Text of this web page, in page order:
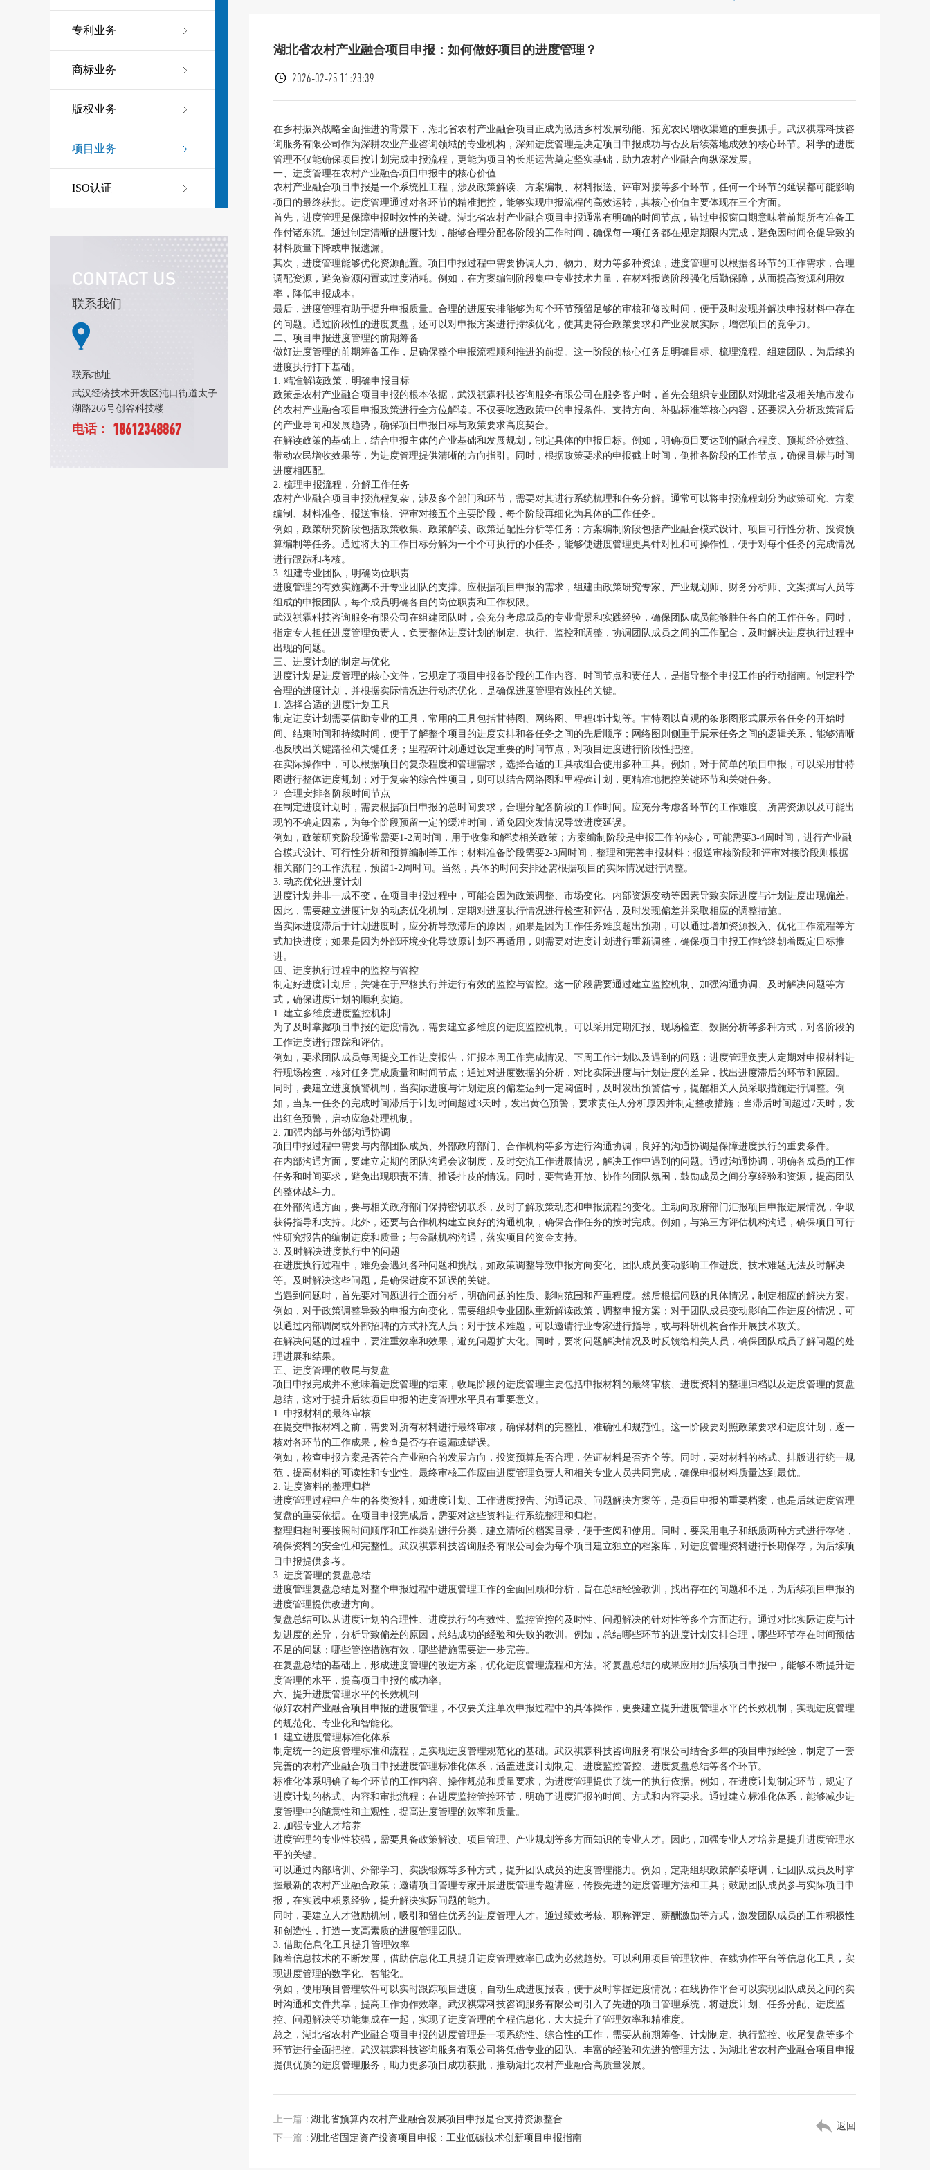
专利业务
商标业务
版权业务
项目业务
ISO认证
CONTACT US
联系我们
联系地址
武汉经济技术开发区沌口街道太子
湖路266号创谷科技楼
电话： 18612348867
湖北省农村产业融合项目申报：如何做好项目的进度管理？
2026-02-25 11:23:39
在乡村振兴战略全面推进的背景下，湖北省农村产业融合项目正成为激活乡村发展动能、拓宽农民增收渠道的重要抓手。武汉祺霖科技咨
询服务有限公司作为深耕农业产业咨询领域的专业机构，深知进度管理是决定项目申报成功与否及后续落地成效的核心环节。科学的进度
管理不仅能确保项目按计划完成申报流程，更能为项目的长期运营奠定坚实基础，助力农村产业融合向纵深发展。
一、进度管理在农村产业融合项目申报中的核心价值
农村产业融合项目申报是一个系统性工程，涉及政策解读、方案编制、材料报送、评审对接等多个环节，任何一个环节的延误都可能影响
项目的最终获批。进度管理通过对各环节的精准把控，能够实现申报流程的高效运转，其核心价值主要体现在三个方面。
首先，进度管理是保障申报时效性的关键。湖北省农村产业融合项目申报通常有明确的时间节点，错过申报窗口期意味着前期所有准备工
作付诸东流。通过制定清晰的进度计划，能够合理分配各阶段的工作时间，确保每一项任务都在规定期限内完成，避免因时间仓促导致的
材料质量下降或申报遗漏。
其次，进度管理能够优化资源配置。项目申报过程中需要协调人力、物力、财力等多种资源，进度管理可以根据各环节的工作需求，合理
调配资源，避免资源闲置或过度消耗。例如，在方案编制阶段集中专业技术力量，在材料报送阶段强化后勤保障，从而提高资源利用效
率，降低申报成本。
最后，进度管理有助于提升申报质量。合理的进度安排能够为每个环节预留足够的审核和修改时间，便于及时发现并解决申报材料中存在
的问题。通过阶段性的进度复盘，还可以对申报方案进行持续优化，使其更符合政策要求和产业发展实际，增强项目的竞争力。
二、项目申报进度管理的前期筹备
做好进度管理的前期筹备工作，是确保整个申报流程顺利推进的前提。这一阶段的核心任务是明确目标、梳理流程、组建团队，为后续的
进度执行打下基础。
1. 精准解读政策，明确申报目标
政策是农村产业融合项目申报的根本依据，武汉祺霖科技咨询服务有限公司在服务客户时，首先会组织专业团队对湖北省及相关地市发布
的农村产业融合项目申报政策进行全方位解读。不仅要吃透政策中的申报条件、支持方向、补贴标准等核心内容，还要深入分析政策背后
的产业导向和发展趋势，确保项目申报目标与政策要求高度契合。
在解读政策的基础上，结合申报主体的产业基础和发展规划，制定具体的申报目标。例如，明确项目要达到的融合程度、预期经济效益、
带动农民增收效果等，为进度管理提供清晰的方向指引。同时，根据政策要求的申报截止时间，倒推各阶段的工作节点，确保目标与时间
进度相匹配。
2. 梳理申报流程，分解工作任务
农村产业融合项目申报流程复杂，涉及多个部门和环节，需要对其进行系统梳理和任务分解。通常可以将申报流程划分为政策研究、方案
编制、材料准备、报送审核、评审对接五个主要阶段，每个阶段再细化为具体的工作任务。
例如，政策研究阶段包括政策收集、政策解读、政策适配性分析等任务；方案编制阶段包括产业融合模式设计、项目可行性分析、投资预
算编制等任务。通过将大的工作目标分解为一个个可执行的小任务，能够使进度管理更具针对性和可操作性，便于对每个任务的完成情况
进行跟踪和考核。
3. 组建专业团队，明确岗位职责
进度管理的有效实施离不开专业团队的支撑。应根据项目申报的需求，组建由政策研究专家、产业规划师、财务分析师、文案撰写人员等
组成的申报团队，每个成员明确各自的岗位职责和工作权限。
武汉祺霖科技咨询服务有限公司在组建团队时，会充分考虑成员的专业背景和实践经验，确保团队成员能够胜任各自的工作任务。同时，
指定专人担任进度管理负责人，负责整体进度计划的制定、执行、监控和调整，协调团队成员之间的工作配合，及时解决进度执行过程中
出现的问题。
三、进度计划的制定与优化
进度计划是进度管理的核心文件，它规定了项目申报各阶段的工作内容、时间节点和责任人，是指导整个申报工作的行动指南。制定科学
合理的进度计划，并根据实际情况进行动态优化，是确保进度管理有效性的关键。
1. 选择合适的进度计划工具
制定进度计划需要借助专业的工具，常用的工具包括甘特图、网络图、里程碑计划等。甘特图以直观的条形图形式展示各任务的开始时
间、结束时间和持续时间，便于了解整个项目的进度安排和各任务之间的先后顺序；网络图则侧重于展示任务之间的逻辑关系，能够清晰
地反映出关键路径和关键任务；里程碑计划通过设定重要的时间节点，对项目进度进行阶段性把控。
在实际操作中，可以根据项目的复杂程度和管理需求，选择合适的工具或组合使用多种工具。例如，对于简单的项目申报，可以采用甘特
图进行整体进度规划；对于复杂的综合性项目，则可以结合网络图和里程碑计划，更精准地把控关键环节和关键任务。
2. 合理安排各阶段时间节点
在制定进度计划时，需要根据项目申报的总时间要求，合理分配各阶段的工作时间。应充分考虑各环节的工作难度、所需资源以及可能出
现的不确定因素，为每个阶段预留一定的缓冲时间，避免因突发情况导致进度延误。
例如，政策研究阶段通常需要1-2周时间，用于收集和解读相关政策；方案编制阶段是申报工作的核心，可能需要3-4周时间，进行产业融
合模式设计、可行性分析和预算编制等工作；材料准备阶段需要2-3周时间，整理和完善申报材料；报送审核阶段和评审对接阶段则根据
相关部门的工作流程，预留1-2周时间。当然，具体的时间安排还需根据项目的实际情况进行调整。
3. 动态优化进度计划
进度计划并非一成不变，在项目申报过程中，可能会因为政策调整、市场变化、内部资源变动等因素导致实际进度与计划进度出现偏差。
因此，需要建立进度计划的动态优化机制，定期对进度执行情况进行检查和评估，及时发现偏差并采取相应的调整措施。
当实际进度滞后于计划进度时，应分析导致滞后的原因，如果是因为工作任务难度超出预期，可以通过增加资源投入、优化工作流程等方
式加快进度；如果是因为外部环境变化导致原计划不再适用，则需要对进度计划进行重新调整，确保项目申报工作始终朝着既定目标推
进。
四、进度执行过程中的监控与管控
制定好进度计划后，关键在于严格执行并进行有效的监控与管控。这一阶段需要通过建立监控机制、加强沟通协调、及时解决问题等方
式，确保进度计划的顺利实施。
1. 建立多维度进度监控机制
为了及时掌握项目申报的进度情况，需要建立多维度的进度监控机制。可以采用定期汇报、现场检查、数据分析等多种方式，对各阶段的
工作进度进行跟踪和评估。
例如，要求团队成员每周提交工作进度报告，汇报本周工作完成情况、下周工作计划以及遇到的问题；进度管理负责人定期对申报材料进
行现场检查，核对任务完成质量和时间节点；通过对进度数据的分析，对比实际进度与计划进度的差异，找出进度滞后的环节和原因。
同时，要建立进度预警机制，当实际进度与计划进度的偏差达到一定阈值时，及时发出预警信号，提醒相关人员采取措施进行调整。例
如，当某一任务的完成时间滞后于计划时间超过3天时，发出黄色预警，要求责任人分析原因并制定整改措施；当滞后时间超过7天时，发
出红色预警，启动应急处理机制。
2. 加强内部与外部沟通协调
项目申报过程中需要与内部团队成员、外部政府部门、合作机构等多方进行沟通协调，良好的沟通协调是保障进度执行的重要条件。
在内部沟通方面，要建立定期的团队沟通会议制度，及时交流工作进展情况，解决工作中遇到的问题。通过沟通协调，明确各成员的工作
任务和时间要求，避免出现职责不清、推诿扯皮的情况。同时，要营造开放、协作的团队氛围，鼓励成员之间分享经验和资源，提高团队
的整体战斗力。
在外部沟通方面，要与相关政府部门保持密切联系，及时了解政策动态和申报流程的变化。主动向政府部门汇报项目申报进展情况，争取
获得指导和支持。此外，还要与合作机构建立良好的沟通机制，确保合作任务的按时完成。例如，与第三方评估机构沟通，确保项目可行
性研究报告的编制进度和质量；与金融机构沟通，落实项目的资金支持。
3. 及时解决进度执行中的问题
在进度执行过程中，难免会遇到各种问题和挑战，如政策调整导致申报方向变化、团队成员变动影响工作进度、技术难题无法及时解决
等。及时解决这些问题，是确保进度不延误的关键。
当遇到问题时，首先要对问题进行全面分析，明确问题的性质、影响范围和严重程度。然后根据问题的具体情况，制定相应的解决方案。
例如，对于政策调整导致的申报方向变化，需要组织专业团队重新解读政策，调整申报方案；对于团队成员变动影响工作进度的情况，可
以通过内部调岗或外部招聘的方式补充人员；对于技术难题，可以邀请行业专家进行指导，或与科研机构合作开展技术攻关。
在解决问题的过程中，要注重效率和效果，避免问题扩大化。同时，要将问题解决情况及时反馈给相关人员，确保团队成员了解问题的处
理进展和结果。
五、进度管理的收尾与复盘
项目申报完成并不意味着进度管理的结束，收尾阶段的进度管理主要包括申报材料的最终审核、进度资料的整理归档以及进度管理的复盘
总结，这对于提升后续项目申报的进度管理水平具有重要意义。
1. 申报材料的最终审核
在提交申报材料之前，需要对所有材料进行最终审核，确保材料的完整性、准确性和规范性。这一阶段要对照政策要求和进度计划，逐一
核对各环节的工作成果，检查是否存在遗漏或错误。
例如，检查申报方案是否符合产业融合的发展方向，投资预算是否合理，佐证材料是否齐全等。同时，要对材料的格式、排版进行统一规
范，提高材料的可读性和专业性。最终审核工作应由进度管理负责人和相关专业人员共同完成，确保申报材料质量达到最优。
2. 进度资料的整理归档
进度管理过程中产生的各类资料，如进度计划、工作进度报告、沟通记录、问题解决方案等，是项目申报的重要档案，也是后续进度管理
复盘的重要依据。在项目申报完成后，需要对这些资料进行系统整理和归档。
整理归档时要按照时间顺序和工作类别进行分类，建立清晰的档案目录，便于查阅和使用。同时，要采用电子和纸质两种方式进行存储，
确保资料的安全性和完整性。武汉祺霖科技咨询服务有限公司会为每个项目建立独立的档案库，对进度管理资料进行长期保存，为后续项
目申报提供参考。
3. 进度管理的复盘总结
进度管理复盘总结是对整个申报过程中进度管理工作的全面回顾和分析，旨在总结经验教训，找出存在的问题和不足，为后续项目申报的
进度管理提供改进方向。
复盘总结可以从进度计划的合理性、进度执行的有效性、监控管控的及时性、问题解决的针对性等多个方面进行。通过对比实际进度与计
划进度的差异，分析导致偏差的原因，总结成功的经验和失败的教训。例如，总结哪些环节的进度计划安排合理，哪些环节存在时间预估
不足的问题；哪些管控措施有效，哪些措施需要进一步完善。
在复盘总结的基础上，形成进度管理的改进方案，优化进度管理流程和方法。将复盘总结的成果应用到后续项目申报中，能够不断提升进
度管理的水平，提高项目申报的成功率。
六、提升进度管理水平的长效机制
做好农村产业融合项目申报的进度管理，不仅要关注单次申报过程中的具体操作，更要建立提升进度管理水平的长效机制，实现进度管理
的规范化、专业化和智能化。
1. 建立进度管理标准化体系
制定统一的进度管理标准和流程，是实现进度管理规范化的基础。武汉祺霖科技咨询服务有限公司结合多年的项目申报经验，制定了一套
完善的农村产业融合项目申报进度管理标准化体系，涵盖进度计划制定、进度监控管控、进度复盘总结等各个环节。
标准化体系明确了每个环节的工作内容、操作规范和质量要求，为进度管理提供了统一的执行依据。例如，在进度计划制定环节，规定了
进度计划的格式、内容和审批流程；在进度监控管控环节，明确了进度汇报的时间、方式和内容要求。通过建立标准化体系，能够减少进
度管理中的随意性和主观性，提高进度管理的效率和质量。
2. 加强专业人才培养
进度管理的专业性较强，需要具备政策解读、项目管理、产业规划等多方面知识的专业人才。因此，加强专业人才培养是提升进度管理水
平的关键。
可以通过内部培训、外部学习、实践锻炼等多种方式，提升团队成员的进度管理能力。例如，定期组织政策解读培训，让团队成员及时掌
握最新的农村产业融合政策；邀请项目管理专家开展进度管理专题讲座，传授先进的进度管理方法和工具；鼓励团队成员参与实际项目申
报，在实践中积累经验，提升解决实际问题的能力。
同时，要建立人才激励机制，吸引和留住优秀的进度管理人才。通过绩效考核、职称评定、薪酬激励等方式，激发团队成员的工作积极性
和创造性，打造一支高素质的进度管理团队。
3. 借助信息化工具提升管理效率
随着信息技术的不断发展，借助信息化工具提升进度管理效率已成为必然趋势。可以利用项目管理软件、在线协作平台等信息化工具，实
现进度管理的数字化、智能化。
例如，使用项目管理软件可以实时跟踪项目进度，自动生成进度报表，便于及时掌握进度情况；在线协作平台可以实现团队成员之间的实
时沟通和文件共享，提高工作协作效率。武汉祺霖科技咨询服务有限公司引入了先进的项目管理系统，将进度计划、任务分配、进度监
控、问题解决等功能集成在一起，实现了进度管理的全程信息化，大大提升了管理效率和精准度。
总之，湖北省农村产业融合项目申报的进度管理是一项系统性、综合性的工作，需要从前期筹备、计划制定、执行监控、收尾复盘等多个
环节进行全面把控。武汉祺霖科技咨询服务有限公司将凭借专业的团队、丰富的经验和先进的管理方法，为湖北省农村产业融合项目申报
提供优质的进度管理服务，助力更多项目成功获批，推动湖北农村产业融合高质量发展。
上一篇：湖北省预算内农村产业融合发展项目申报是否支持资源整合
下一篇：湖北省固定资产投资项目申报：工业低碳技术创新项目申报指南
返回